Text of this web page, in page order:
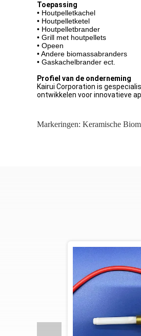
Toepassing
• Houtpelletkachel
• Houtpelletketel
• Houtpelletbrander
• Grill met houtpellets
• Opeen
• Andere biomassabranders
• Gaskachelbrander ect.
Profiel van de onderneming
Kairui Corporation is
ontwikkelen voor innovatieve
Markeringen: Keramische